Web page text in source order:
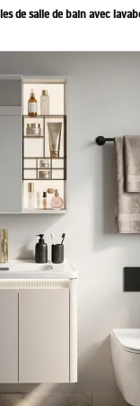
de salle de bain avec